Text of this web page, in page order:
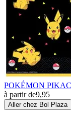
POKÉMON
à partir de9,95
Aller chez Bol Plaza